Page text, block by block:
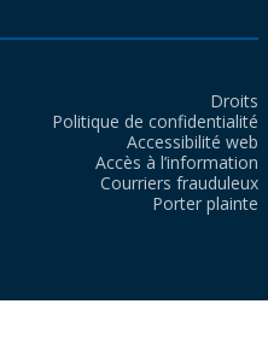
Droits
Politique de confidentialité
Accessibilité web
Accès à l’information
Courriers frauduleux
Porter plainte